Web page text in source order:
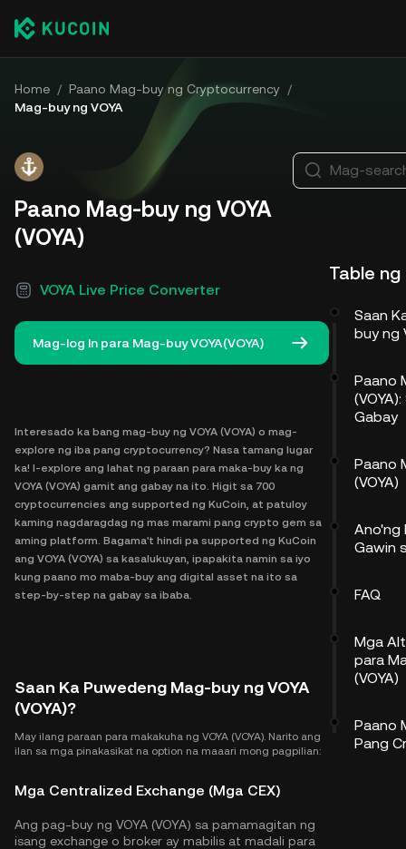
Home / Paano Mag-buy ng Cryptocurrency /
Mag-buy ng VOYA
Paano Mag-buy ng VOYA
(VOYA)
VOYA Live Price Converter
Mag-log In para Mag-buy VOYA(VOYA)
Interesado ka bang mag-buy ng VOYA (VOYA) o mag-
explore ng iba pang cryptocurrency? Nasa tamang lugar
ka! I-explore ang lahat ng paraan para maka-buy ka ng
VOYA (VOYA) gamit ang gabay na ito. Higit sa 700
cryptocurrencies ang supported ng KuCoin, at patuloy
kaming nagdaragdag ng mas marami pang crypto gem sa
aming platform. Bagama't hindi pa supported ng KuCoin
ang VOYA (VOYA) sa kasalukuyan, ipapakita namin sa iyo
kung paano mo maba-buy ang digital asset na ito sa
step-by-step na gabay sa ibaba.
Saan Ka Puwedeng Mag-buy ng VOYA
(VOYA)?
May ilang paraan para makakuha ng VOYA (VOYA). Narito ang
ilan sa mga pinakasikat na option na maaari mong pagpilian:
Mga Centralized Exchange (Mga CEX)
Ang pag-buy ng VOYA (VOYA) sa pamamagitan ng
isang exchange o broker ay mabilis at madali para
Mag-
Table
Saan
buy ng
Paano
Gabay
Paano
(VOYA)
Ano'ng
Gawin
FAQ
Mga
para
(VOYA)
Paano
Pang